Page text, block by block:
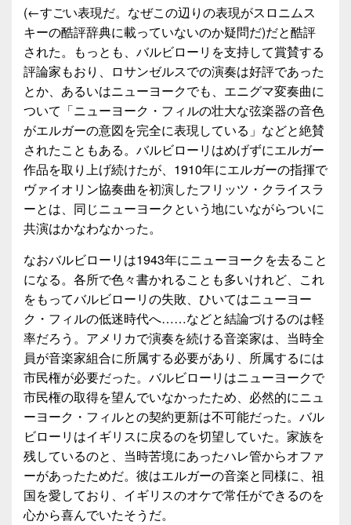
(←すごい表現だ。なぜこの辺りの表現がスロニムス
キーの酷評辞典に載っていないのか疑問だ)だと酷評
された。もっとも、バルビローリを支持して賞賛する
評論家もおり、ロサンゼルスでの演奏は好評であった
とか、あるいはニューヨークでも、エニグマ変奏曲に
ついて「ニューヨーク・フィルの壮大な弦楽器の音色
がエルガーの意図を完全に表現している」などと絶賛
されたこともある。バルビローリはめげずにエルガー
作品を取り上げ続けたが、1910年にエルガーの指揮で
ヴァイオリン協奏曲を初演したフリッツ・クライスラ
ーとは、同じニューヨークという地にいながらついに
共演はかなわなかった。
なおバルビローリは1943年にニューヨークを去ること
になる。各所で色々書かれることも多いけれど、これ
をもってバルビローリの失敗、ひいてはニューヨー
ク・フィルの低迷時代へ……などと結論づけるのは軽
率だろう。アメリカで演奏を続ける音楽家は、当時全
員が音楽家組合に所属する必要があり、所属するには
市民権が必要だった。バルビローリはニューヨークで
市民権の取得を望んでいなかったため、必然的にニュ
ーヨーク・フィルとの契約更新は不可能だった。バル
ビローリはイギリスに戻るのを切望していた。家族を
残しているのと、当時苦境にあったハレ管からオファ
ーがあったためだ。彼はエルガーの音楽と同様に、祖
国を愛しており、イギリスのオケで常任ができるのを
心から喜んでいたそうだ。